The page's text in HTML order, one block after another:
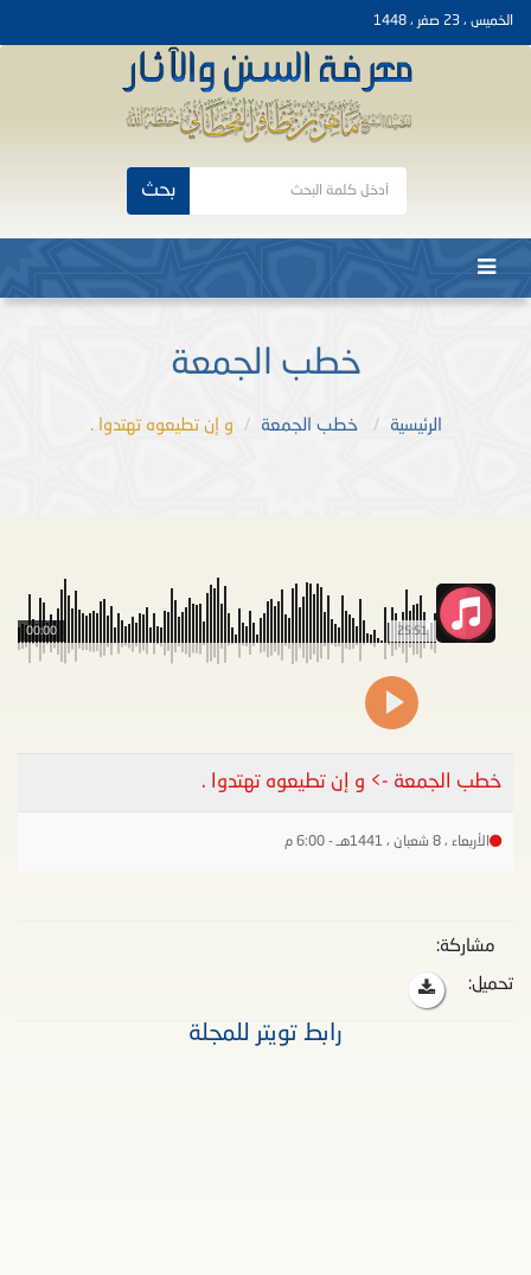
الخميس ، 23 صفر ، 1448
بحث
خطب الجمعة
الرئيسية خطب الجمعة و إن تطيعوه تهتدوا .
25:51
00:00
خطب الجمعة -> و إن تطيعوه تهتدوا .
الأربعاء ، 8 شعبان ، 1441هـ - 6:00 م
مشاركة:
تحميل:
رابط تويتر للمجلة